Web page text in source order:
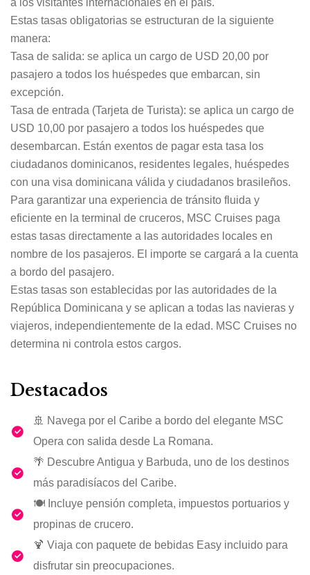
Estas tasas obligatorias se estructuran de la siguiente
manera:
Tasa de salida: se aplica un cargo de USD 20,00 por
pasajero a todos los huéspedes que embarcan, sin
excepción.
Tasa de entrada (Tarjeta de Turista): se aplica un cargo de
USD 10,00 por pasajero a todos los huéspedes que
desembarcan. Están exentos de pagar esta tasa los
ciudadanos dominicanos, residentes legales, huéspedes
con una visa dominicana válida y ciudadanos brasileños.
Para garantizar una experiencia de tránsito fluida y
eficiente en la terminal de cruceros, MSC Cruises paga
estas tasas directamente a las autoridades locales en
nombre de los pasajeros. El importe se cargará a la cuenta
a bordo del pasajero.
Estas tasas son establecidas por las autoridades de la
República Dominicana y se aplican a todas las navieras y
viajeros, independientemente de la edad. MSC Cruises no
determina ni controla estos cargos.
Destacados
🚢 Navega por el Caribe a bordo del elegante MSC
Opera con salida desde La Romana.
🌴 Descubre Antigua y Barbuda, uno de los destinos
más paradisíacos del Caribe.
🍽️ Incluye pensión completa, impuestos portuarios y
propinas de crucero.
🍹 Viaja con paquete de bebidas Easy incluido para
disfrutar sin preocupaciones.